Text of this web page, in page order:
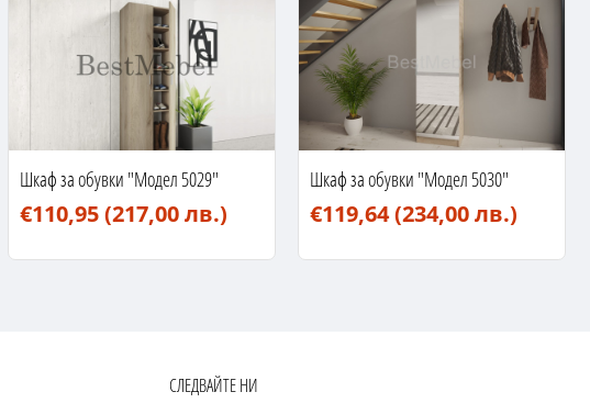
Шкаф за обувки "Модел 5029"
€110,95(217,00 лв.)
Шкаф за обувки "Модел 5030"
€119,64(234,00 лв.)
СЛЕДВАЙТЕ НИ